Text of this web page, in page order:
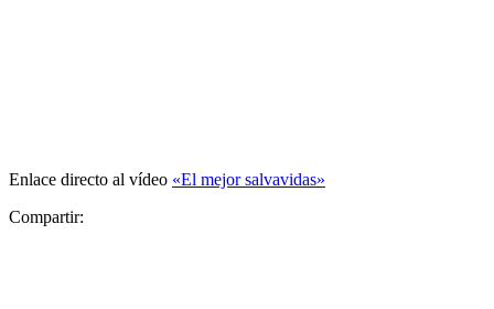
Enlace directo al vídeo «El mejor salvavidas»
Compartir: